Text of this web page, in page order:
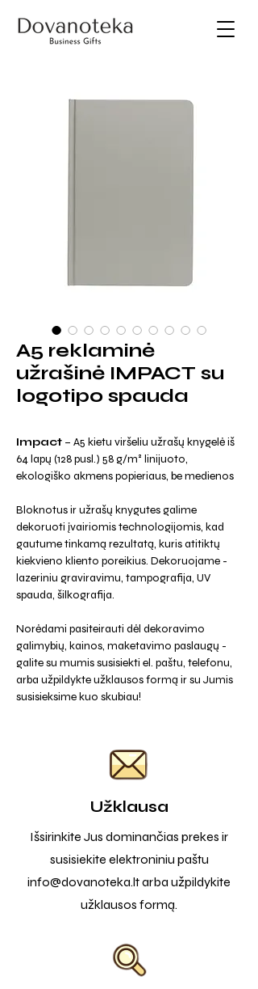
A5 reklaminė
užrašinė IMPACT su
logotipo spauda
Impact – A5 kietu viršeliu užrašų knygelė iš
64 lapų (128 pusl.) 58 g/m² linijuoto,
ekologiško akmens popieriaus, be medienos
Bloknotus ir užrašų knygutes galime
dekoruoti įvairiomis technologijomis, kad
gautume tinkamą rezultatą, kuris atitiktų
kiekvieno kliento poreikius. Dekoruojame -
lazeriniu graviravimu, tampografija, UV
spauda, šilkografija.
Norėdami pasiteirauti dėl dekoravimo
galimybių, kainos, maketavimo paslaugų -
galite su mumis susisiekti el. paštu, telefonu,
arba užpildykte užklausos formą ir su Jumis
susisieksime kuo skubiau!
Užklausa
Išsirinkite Jus dominančias prekes ir
susisiekite elektroniniu paštu
info@dovanoteka.ltarba užpildykite
užklausos formą.